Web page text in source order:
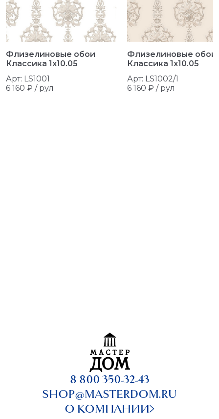
Флизелиновые обои
Классика 1x10.05
Арт: LS1001
6 160 ₽ / рул
Флизелиновые обои
Классика 1x10.05
Арт: LS1002/1
6 160 ₽ / рул
8 800 350-32-43
SHOP@MASTERDOM.RU
О КОМПАНИИ